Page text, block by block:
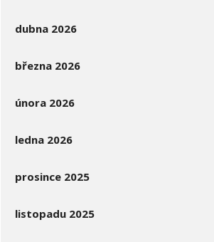
dubna 2026
března 2026
února 2026
ledna 2026
prosince 2025
listopadu 2025